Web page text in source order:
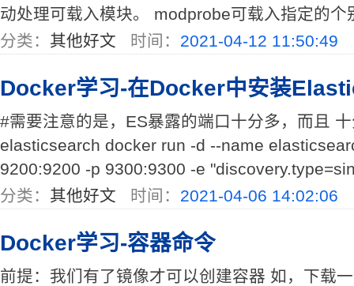
动处理可载入模块。 modprobe可载入指定的个
分类： 其他好文 时间： 2021-04-12 11:50:49
Docker学习-在Docker中安装
#需要注意的是，ES暴露的端口十分多，而且
elasticsearch docker run -d --name
9200:9200 -p 9300:9300 -e
分类： 其他好文 时间： 2021-04-06 14:02:06
Docker学习-容器命令
前提：我们有了镜像才可以创建容器 如，下载